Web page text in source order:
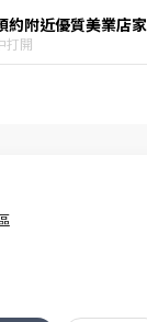
附近優質美業店家
打開